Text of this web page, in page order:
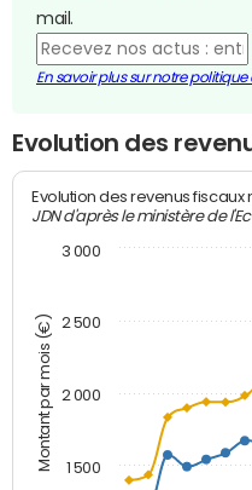
mail.
En savoir plus sur notre
Evolution des
Montant par mois (€)
Evolution des revenus
JDN d'après le ministère de
1 500
2 000
2 500
3 000